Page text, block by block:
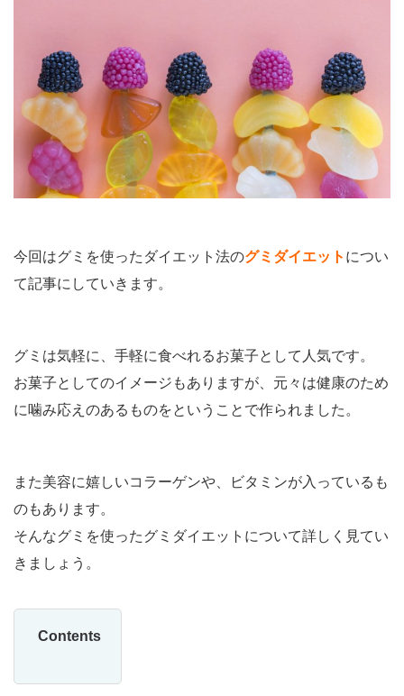
今回はグミを使ったダイエット法のグミダイエット につい
て記事にしていきます。
グミは気軽に、手軽に食べれるお菓子として人気です。
お菓子としてのイメージもありますが、元々は健康のため
に噛み応えのあるものをということで作られました。
また美容に嬉しいコラーゲンや、ビタミンが入っているも
のもあります。
そんなグミを使ったグミダイエットについて詳しく見てい
きましょう。
Contents